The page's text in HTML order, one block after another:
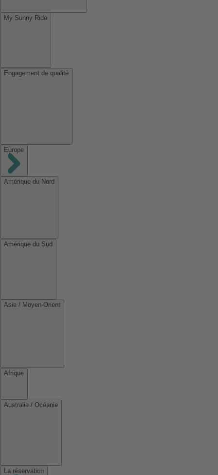
My Sunny Ride
Engagement de qualité
Europe
Amérique du Nord
Amérique du Sud
Asie / Moyen-Orient
Afrique
Australie / Océanie
La réservation